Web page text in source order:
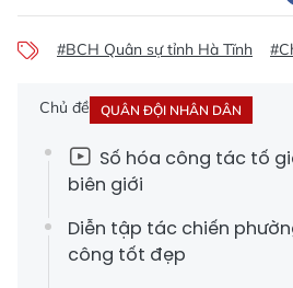
#BCH Quân sự tỉnh Hà Tĩnh
Chủ đề QUÂN ĐỘI NHÂN DÂN
Số hóa công tác tố
biên giới
Diễn tập tác chiến
công tốt đẹp